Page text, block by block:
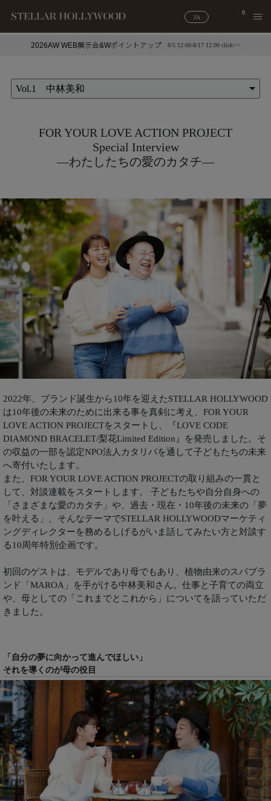
JA
0
2026AW WEB展示会&Wポイントアップ 8/5 12:00-8/17 12:00 click>>
Vol.1 中林美和
FOR YOUR LOVE ACTION PROJECT
Special Interview
―わたしたちの愛のカタチ―
2022年、ブランド誕生から10年を迎えたSTELLAR HOLLYWOOD
は10年後の未来のために出来る事を真剣に考え、FOR YOUR
LOVE ACTION PROJECTをスタートし、『LOVE CODE
DIAMOND BRACELET/梨花Limited Edition』を発売しました。そ
の収益の⼀部を認定NPO法人カタリバを通して子どもたちの未来
へ寄付いたします。
また、FOR YOUR LOVE ACTION PROJECTの取り組みの一貫と
して、対談連載をスタートします。 子どもたちや自分自身への
「さまざまな愛のカタチ」や、過去・現在・10年後の未来の「夢
を叶える」、そんなテーマでSTELLAR HOLLYWOODマーケティ
ングディレクターを務めるしげるがいま話してみたい方と対談す
る10周年特別企画です。
初回のゲストは、モデルであり母でもあり、植物由来のスパブラ
ンド「MAROA」を手がける中林美和さん。仕事と子育ての両立
や、母としての「これまでとこれから」についてを語っていただ
きました。
「自分の夢に向かって進んでほしい」
それを導くのが母の役目